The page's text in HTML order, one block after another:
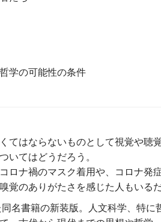
学の可能性の条件
てはならないものとして視覚や聴
いてはどうだろう。
ロナ禍のマスク着用や、コロナ発
覚のありがたさを感じた人もいるだ
名書籍の新装版。人文科学、特に